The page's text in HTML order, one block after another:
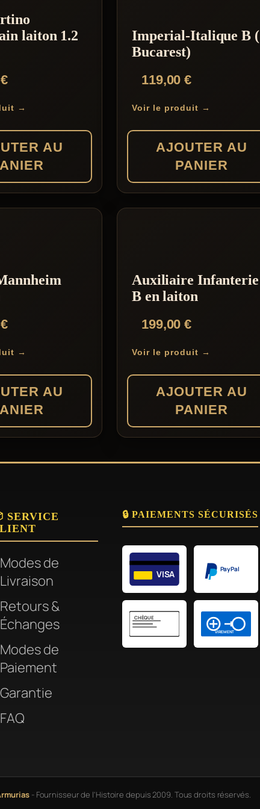
laiton 1.2
€
→
AU
Imperial-Italique B (
Bucarest)
119,00€
Voir le produit →
AJOUTER AU
PANIER
€
→
AU
Auxiliaire Infanterie
B en laiton
199,00€
Voir le produit →
AJOUTER AU
PANIER
SERVICE
Modes de
Livraison
Retours &
Échanges
Modes de
Paiement
Garantie
FAQ
🔒 PAIEMENTS SÉCURISÉS
VISA PayPal
CHÈQUE
VIREMENT
- Fournisseur de l'Histoire depuis 2009. Tous droits réservés.